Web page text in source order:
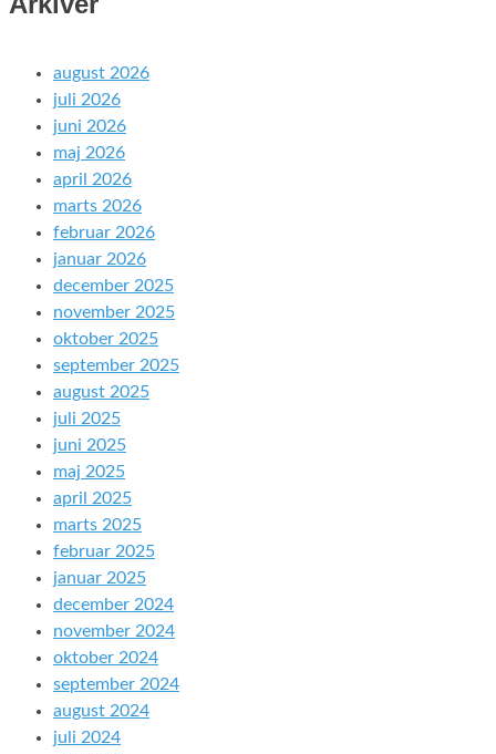
august 2026
juli 2026
juni 2026
maj 2026
april 2026
marts 2026
februar 2026
januar 2026
december 2025
november 2025
oktober 2025
september 2025
august 2025
juli 2025
juni 2025
maj 2025
april 2025
marts 2025
februar 2025
januar 2025
december 2024
november 2024
oktober 2024
september 2024
august 2024
juli 2024